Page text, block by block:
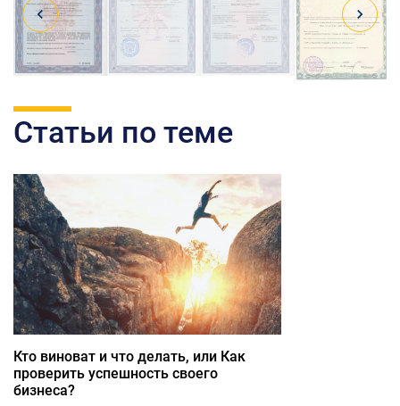
Статьи по теме
Кто виноват и что делать, или Как
проверить успешность своего
бизнеса?